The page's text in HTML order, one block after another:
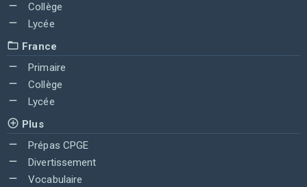
Collège
Lycée
France
Primaire
Collège
Lycée
Plus
Prépas CPGE
Divertissement
Vocabulaire